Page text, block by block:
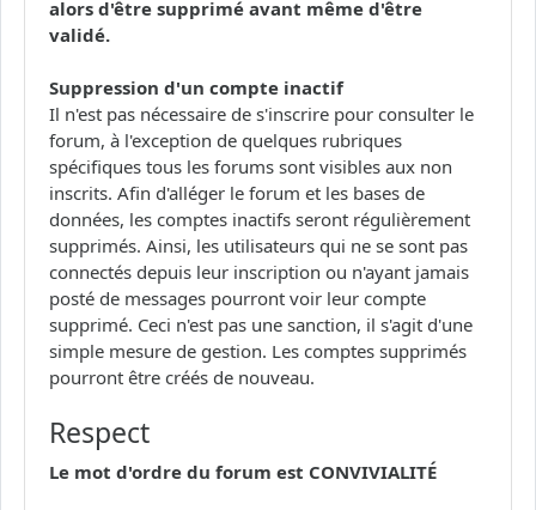
alors d'être supprimé avant même d'être
validé.
Suppression d'un compte inactif
Il n'est pas nécessaire de s'inscrire pour consulter le
forum, à l'exception de quelques rubriques
spécifiques tous les forums sont visibles aux non
inscrits. Afin d'alléger le forum et les bases de
données, les comptes inactifs seront régulièrement
supprimés. Ainsi, les utilisateurs qui ne se sont pas
connectés depuis leur inscription ou n'ayant jamais
posté de messages pourront voir leur compte
supprimé. Ceci n'est pas une sanction, il s'agit d'une
simple mesure de gestion. Les comptes supprimés
pourront être créés de nouveau.
Respect
Le mot d'ordre du forum est CONVIVIALITÉ